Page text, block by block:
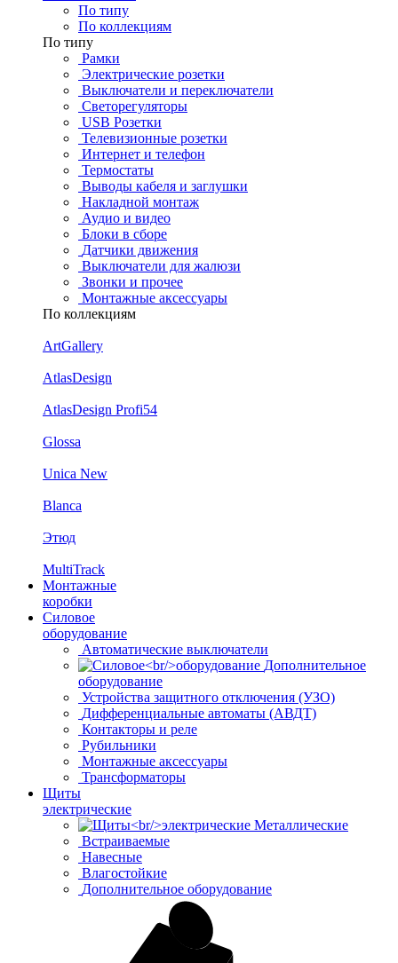
По типу
По коллекциям
По типу
Рамки
Электрические розетки
Выключатели и переключатели
Светорегуляторы
USB Розетки
Телевизионные розетки
Интернет и телефон
Термостаты
Выводы кабеля и заглушки
Накладной монтаж
Аудио и видео
Блоки в сборе
Датчики движения
Выключатели для жалюзи
Звонки и прочее
Монтажные аксессуары
По коллекциям
ArtGallery
AtlasDesign
AtlasDesign Profi54
Glossa
Unica New
Blanca
Этюд
MultiTrack
Монтажные
коробки
Силовое
оборудование
Автоматические выключатели
Дополнительное
оборудование
Устройства защитного отключения (УЗО)
Дифференциальные автоматы (АВДТ)
Контакторы и реле
Рубильники
Монтажные аксессуары
Трансформаторы
Щиты
электрические
Металлические
Встраиваемые
Навесные
Влагостойкие
Дополнительное оборудование